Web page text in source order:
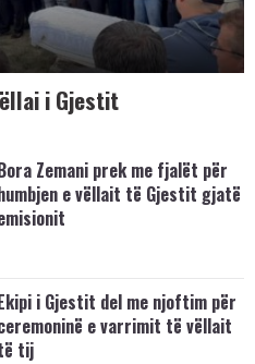
i Gjestit
Zemani prek me fjalët për
e vëllait të Gjestit gjatë
i Gjestit del me njoftim për
e varrimit të vëllait
tij